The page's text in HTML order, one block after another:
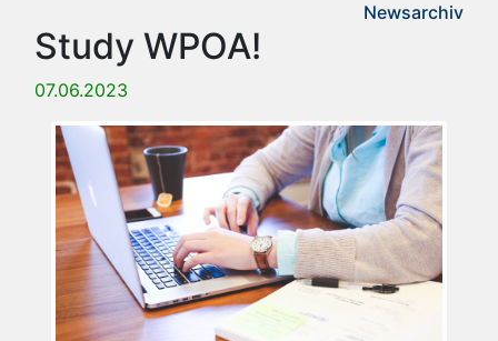
Newsarchiv
Study WPOA!
07.06.2023